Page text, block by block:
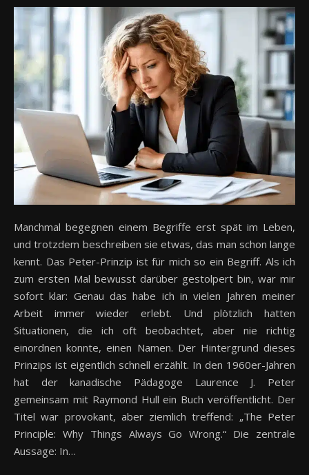
Manchmal begegnen einem Begriffe erst spät im Leben,
und trotzdem beschreiben sie etwas, das man schon lange
kennt. Das Peter-Prinzip ist für mich so ein Begriff. Als ich
zum ersten Mal bewusst darüber gestolpert bin, war mir
sofort klar: Genau das habe ich in vielen Jahren meiner
Arbeit immer wieder erlebt. Und plötzlich hatten
Situationen, die ich oft beobachtet, aber nie richtig
einordnen konnte, einen Namen. Der Hintergrund dieses
Prinzips ist eigentlich schnell erzählt. In den 1960er-Jahren
hat der kanadische Pädagoge Laurence J. Peter
gemeinsam mit Raymond Hull ein Buch veröffentlicht. Der
Titel war provokant, aber ziemlich treffend: „The Peter
Principle: Why Things Always Go Wrong.“ Die zentrale
Aussage: In…